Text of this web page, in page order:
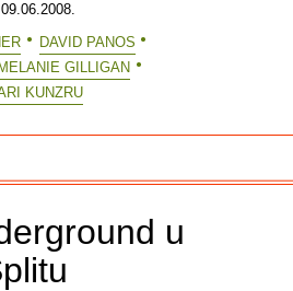
09.06.2008.
DAVID PANOS
GILLIGAN
KUNZRU
u